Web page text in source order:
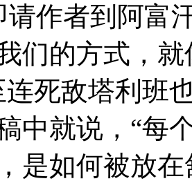
请作者到阿富
们的方式，
连死敌塔利班
中就说，“每
是如何被放